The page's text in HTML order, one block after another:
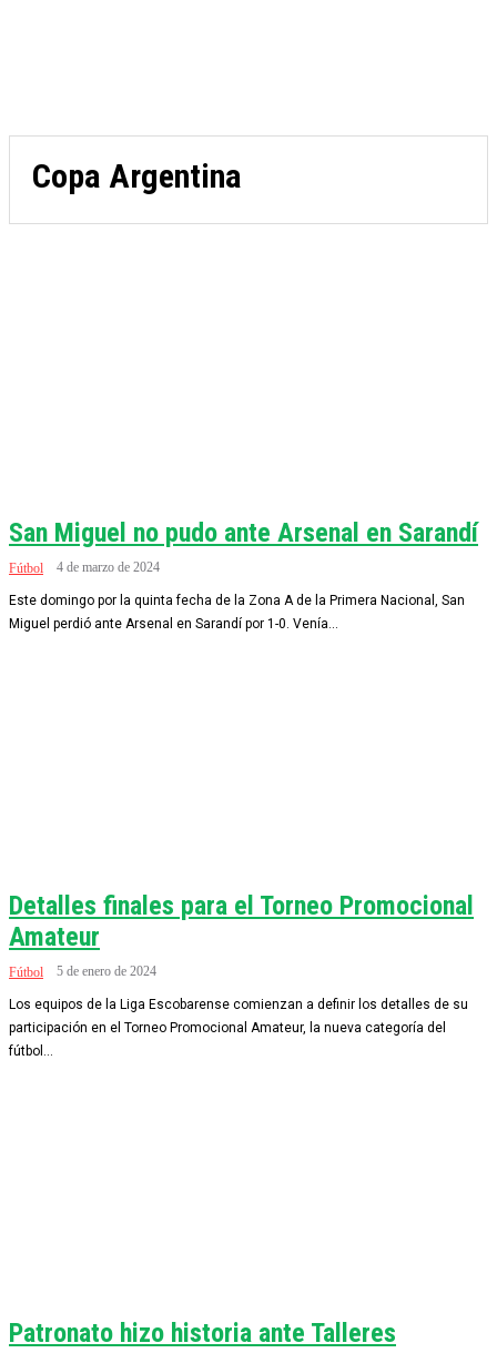
Copa Argentina
San Miguel no pudo ante Arsenal en Sarandí
Fútbol 4 de marzo de 2024
Este domingo por la quinta fecha de la Zona A de la Primera Nacional, San
Miguel perdió ante Arsenal en Sarandí por 1-0. Venía...
Detalles finales para el Torneo Promocional
Amateur
Fútbol 5 de enero de 2024
Los equipos de la Liga Escobarense comienzan a definir los detalles de su
participación en el Torneo Promocional Amateur, la nueva categoría del
fútbol...
Patronato hizo historia ante Talleres